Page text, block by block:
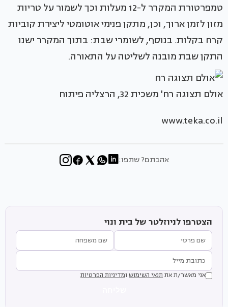
טמפרטורת המקרר ל-12 מעלות וכך לשמור על טריות
מזון לזמן ארוך, וכן, מתקן פנימי אוטומטי ליצירת קוביות
קרח בקלות. בנוסף, לשומרי שבת: בתוך המקרר ישנו
התקן שבת מובנה לשליטה על התאורה.
אולם תצוגה רח' משכית 32, הרצליה פיתוח
www.teka.co.il
אהבתם? שתפו:
הצטרפו לניוזלטר של בית ונוי
אני מאשר/ת את תנאי השימוש ומדיניות הפרטיות